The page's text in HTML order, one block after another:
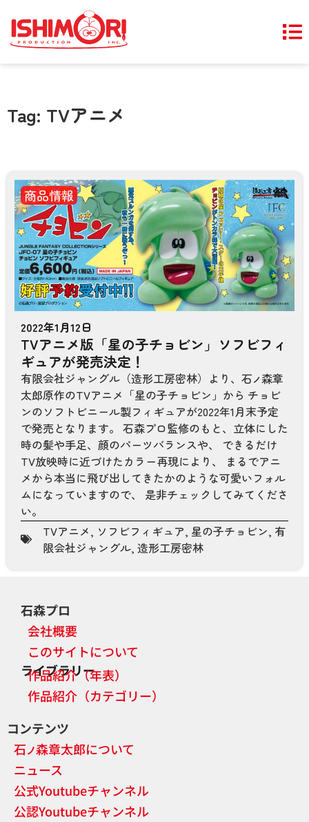
Tag: TVアニメ
商品情報
2022年1月12日
TVアニメ版「星の子チョビン」ソフビフィ
ギュアが発売決定！
有限会社ジャングル（造形工房密林）より、石ノ森章
太郎原作のTVアニメ「星の子チョビン」から チョビ
ンのソフトビニール製フィギュアが2022年1月末予定
で発売となります。 石森プロ監修のもと、立体にした
時の髪や手足、顔のパーツバランスや、 できるだけ
TV放映時に近づけたカラー再現により、 まるでアニ
メから本当に飛び出してきたかのような可愛いフォル
ムになっていますので、 是非チェックしてみてくださ
い。
TVアニメ, ソフビフィギュア, 星の子チョビン, 有
限会社ジャングル, 造形工房密林
石森プロ
会社概要
このサイトについて
ライブラリー
作品紹介（年表）
作品紹介（カテゴリー）
コンテンツ
石ノ森章太郎について
ニュース
公式Youtubeチャンネル
公認Youtubeチャンネル